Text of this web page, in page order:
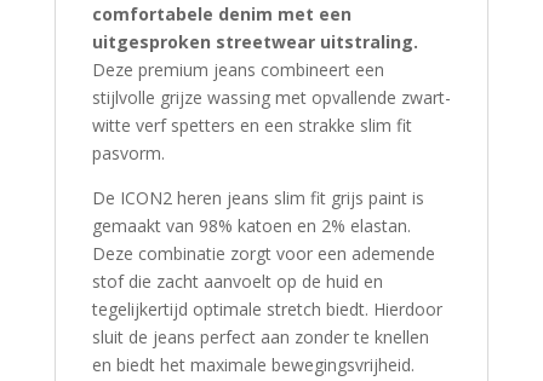
comfortabele denim met een
uitgesproken streetwear uitstraling.
Deze premium jeans combineert een
stijlvolle grijze wassing met opvallende zwart-
witte verf spetters en een strakke slim fit
pasvorm.
De ICON2 heren jeans slim fit grijs paint is
gemaakt van 98% katoen en 2% elastan.
Deze combinatie zorgt voor een ademende
stof die zacht aanvoelt op de huid en
tegelijkertijd optimale stretch biedt. Hierdoor
sluit de jeans perfect aan zonder te knellen
en biedt het maximale bewegingsvrijheid.